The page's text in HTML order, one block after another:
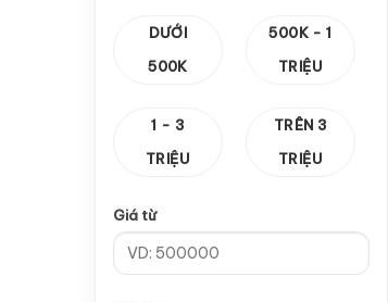
Thanh răng & Hộp Số
—Thanh răng
—
—Card V5 1
DƯỚI
500K
500K - 1
TRIỆU
1 - 3
TRIỆU
TRÊN 3
TRIỆU
Giá từ